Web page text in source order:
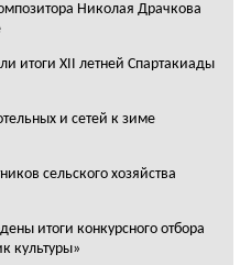
Николая Драчкова
итоги XII летней Спартакиады
и сетей к зиме
сельского хозяйства
итоги конкурсного отбора
культуры»